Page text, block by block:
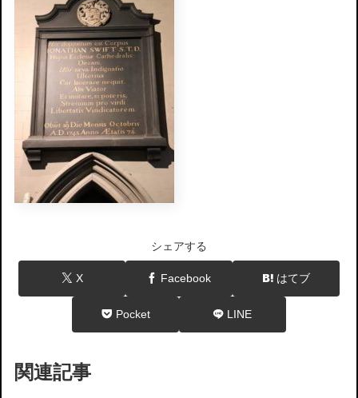
シェアする
X Facebook はてブ
Pocket LINE
関連記事